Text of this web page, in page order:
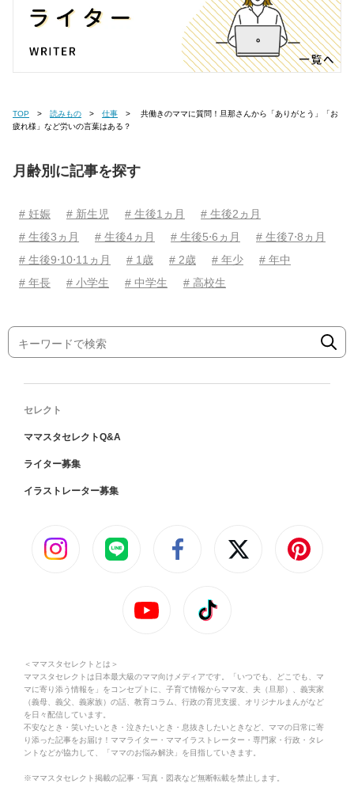
TOP 読みもの 仕事
疲れ様」など労いの言葉はある？
月齢別に記事を探す
# 妊娠 # 新生児 # 生後1ヵ月
# 生後2ヵ月
# 生後3ヵ月
# 生後4ヵ月 # 生後5⋅6ヵ月
# 生後7⋅8ヵ月
# 生後9⋅10⋅11ヵ月
# 1歳 # 2歳 # 年少
# 年中
# 年長
# 小学生 # 中学生 # 高校生
セレクト
ママスタセレクトQ&A
ライター募集
イラストレーター募集
＜ママスタセレクトとは＞
ママスタセレクトは日本最大級のママ向けメディアです。「いつでも、どこでも、マ
マに寄り添う情報を」をコンセプトに、子育て情報からママ友、夫（旦那）、義実家
（義母、義父、義家族）の話、教育コラム、行政の育児支援、オリジナルまんがなど
を日々配信しています。
不安なとき・笑いたいとき・泣きたいとき・息抜きしたいときなど、ママの日常に寄
り添った記事をお届け！ママライター・ママイラストレーター・専門家・行政・タレ
ントなどが協力して、「ママのお悩み解決」を目指していきます。
※ママスタセレクト掲載の記事・写真・図表など無断転載を禁止します。